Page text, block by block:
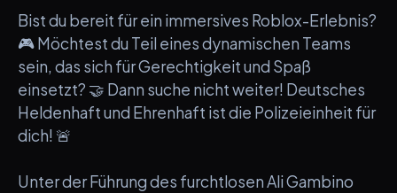
Bist du bereit für ein immersives Roblox-Erlebnis?
🎮 Möchtest du Teil eines dynamischen Teams
sein, das sich für Gerechtigkeit und Spaß
einsetzt? 🤝 Dann suche nicht weiter! Deutsches
Heldenhaft und Ehrenhaft ist die Polizeieinheit für
dich! 🚨
Unter der Führung des furchtlosen Ali Gambino